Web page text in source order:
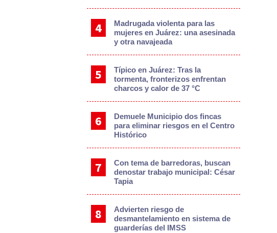
Madrugada violenta para las
mujeres en Juárez: una asesinada
y otra navajeada
Típico en Juárez: Tras la
tormenta, fronterizos enfrentan
charcos y calor de 37 °C
Demuele Municipio dos fincas
para eliminar riesgos en el Centro
Histórico
Con tema de barredoras, buscan
denostar trabajo municipal: César
Tapia
Advierten riesgo de
desmantelamiento en sistema de
guarderías del IMSS